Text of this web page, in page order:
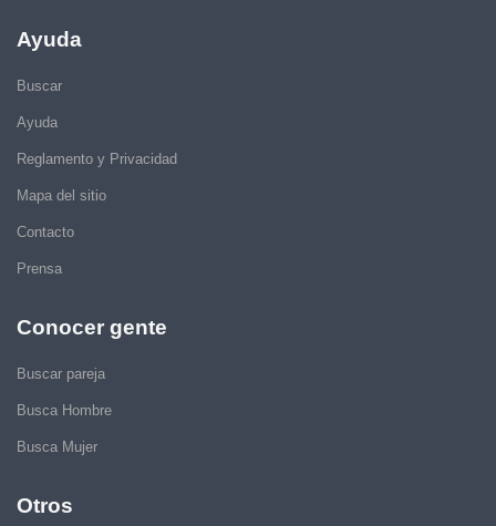
Ayuda
Buscar
Ayuda
Reglamento y Privacidad
Mapa del sitio
Contacto
Prensa
Conocer gente
Buscar pareja
Busca Hombre
Busca Mujer
Otros